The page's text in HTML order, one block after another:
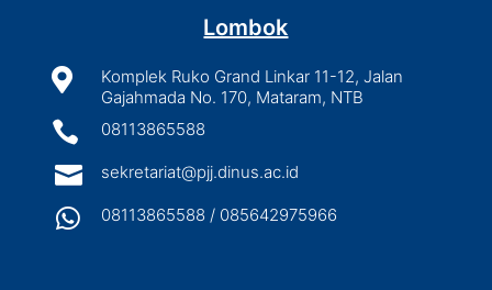
Lombok

Komplek Ruko Grand Linkar 11-12, Jalan
Gajahmada No. 170, Mataram, NTB
 08113865588
 sekretariat@pjj.dinus.ac.id
 08113865588 / 085642975966